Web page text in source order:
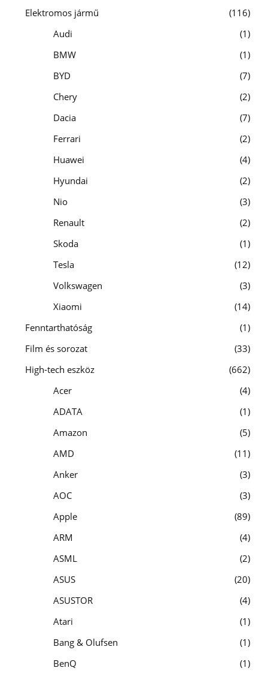
Elektromos jármű
116
Audi
1
BMW
1
BYD
7
Chery
2
Dacia
7
Ferrari
2
Huawei
4
Hyundai
2
Nio
3
Renault
2
Skoda
1
Tesla
12
Volkswagen
3
Xiaomi
14
Fenntarthatóság
1
Film és sorozat
33
High-tech eszköz
662
Acer
4
ADATA
1
Amazon
5
AMD
11
Anker
3
AOC
3
Apple
89
ARM
4
ASML
2
ASUS
20
ASUSTOR
4
Atari
1
Bang & Olufsen
1
BenQ
1